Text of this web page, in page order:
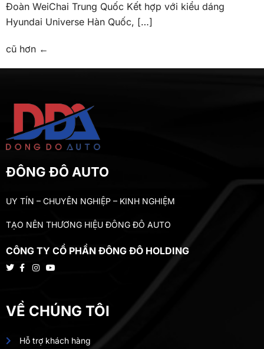
Đoàn WeiChai Trung Quốc Kết hợp với kiểu dáng
Hyundai Universe Hàn Quốc, […]
cũ hơn ←
ĐÔNG ĐÔ AUTO
UY TÍN – CHUYÊN NGHIỆP – KINH NGHIỆM
TẠO NÊN THƯƠNG HIỆU ĐÔNG ĐÔ AUTO
CÔNG TY CỔ PHẦN ĐÔNG ĐÔ HOLDING
VỀ CHÚNG TÔI
Hỗ trợ khách hàng